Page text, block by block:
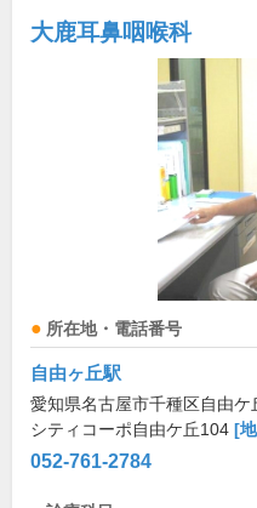
大鹿耳鼻咽喉科
所在地・電話番号
自由ヶ丘駅
愛知県名古屋市千種区自由ケ
シティコーポ自由ケ丘104 [
052-761-2784